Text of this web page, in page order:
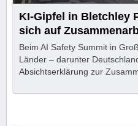
KI-Gipfel in Bletchley
sich auf
Beim AI Safety Summit in
Länder – darunter
Absichtserklärung zur